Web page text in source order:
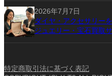
2026年7月7日
ダイヤ・アクセサリー
ジュエリー・宝石買取
特定商取引法に基づく表記